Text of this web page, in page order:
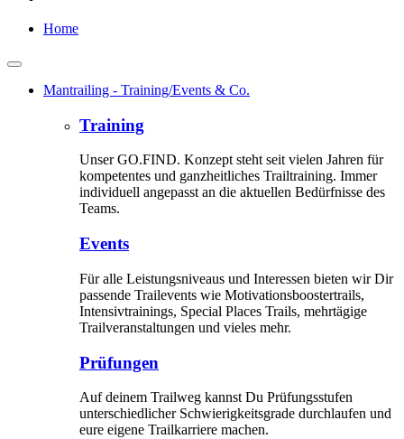
Home
Mantrailing - Training/Events & Co.
Training
Unser GO.FIND. Konzept steht seit vielen Jahren für
kompetentes und ganzheitliches Trailtraining. Immer
individuell angepasst an die aktuellen Bedürfnisse des
Teams.
Events
Für alle Leistungsniveaus und Interessen bieten wir Dir
passende Trailevents wie Motivationsboostertrails,
Intensivtrainings, Special Places Trails, mehrtägige
Trailveranstaltungen und vieles mehr.
Prüfungen
Auf deinem Trailweg kannst Du Prüfungsstufen
unterschiedlicher Schwierigkeitsgrade durchlaufen und
eure eigene Trailkarriere machen.